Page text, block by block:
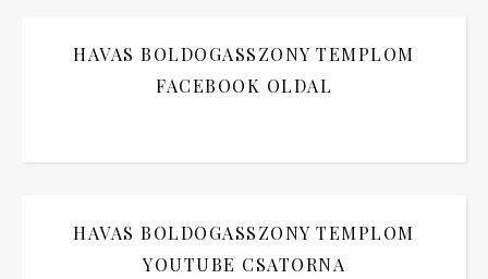
HAVAS BOLDOGASSZONY TEMPLOM
FACEBOOK OLDAL
HAVAS BOLDOGASSZONY TEMPLOM
YOUTUBE CSATORNA